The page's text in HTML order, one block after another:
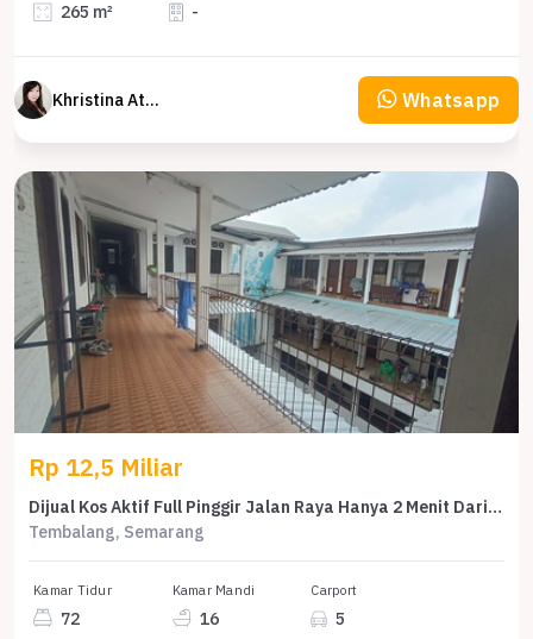
265 m² -
Khristina Atmodjo Whatsapp
Rp 12,5 Miliar
Dijual Kos Aktif Full Pinggir Jalan Raya Hanya 2 Menit Dari Undip
Tembalang, Semarang
Kamar Tidur
72
Kamar Mandi
16
Carport
5